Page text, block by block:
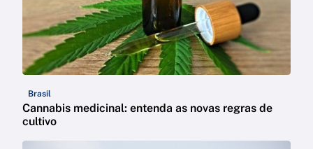
Brasil
Cannabis medicinal: entenda as novas regras de
cultivo